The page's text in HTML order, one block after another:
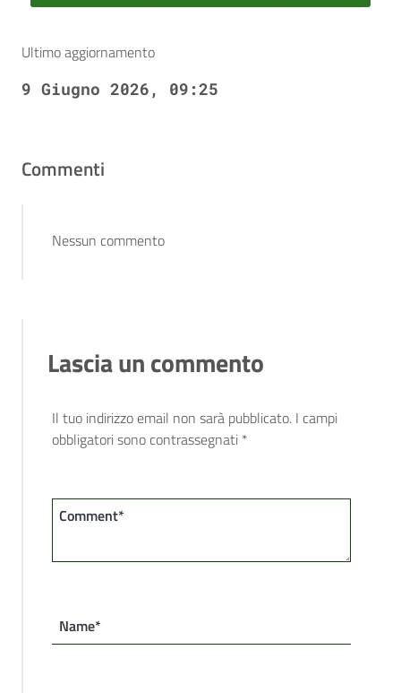
Ultimo aggiornamento
9 Giugno 2026, 09:25
Commenti
Nessun commento
Lascia un commento
Il tuo indirizzo email non sarà pubblicato. I campi
obbligatori sono contrassegnati *
Comment*
Name*